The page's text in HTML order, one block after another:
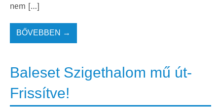
nem […]
BŐVEBBEN →
Baleset Szigethalom mű út-
Frissítve!